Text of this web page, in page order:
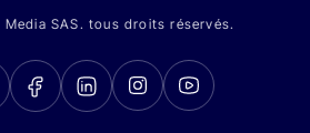
SAS. tous droits réservés.